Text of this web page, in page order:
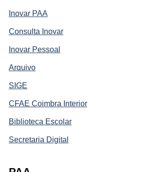
Inovar PAA
Consulta Inovar
Inovar Pessoal
Arquivo
SIGE
CFAE Coimbra Interior
Biblioteca Escolar
Secretaria Digital